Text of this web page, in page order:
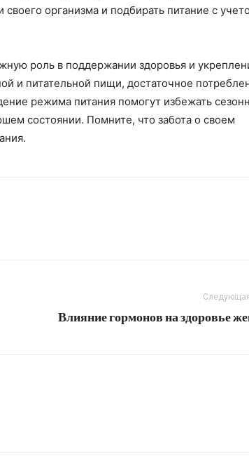
организма и подбирать питание с
роль в поддержании здоровья и
и питательной пищи, достаточное
режима питания помогут избежать
состоянии. Помните, что забота о своем
Влияние гормонов на здоровье